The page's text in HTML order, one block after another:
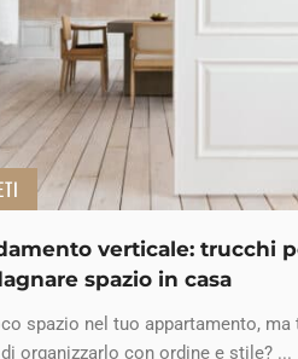
verticale: trucchi
spazio in casa
spazio nel tuo appartamento, ma
organizzarlo con ordine e stile? ...